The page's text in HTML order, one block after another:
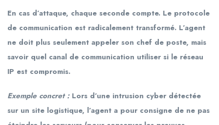
En cas d’attaque, chaque seconde compte. Le protocole
de communication est radicalement transformé. L’agent
ne doit plus seulement appeler son chef de poste, mais
savoir quel canal de communication utiliser si le réseau
IP est compromis.
Exemple concret :Lors d’une intrusion cyber détectée
sur un site logistique, l’agent a pour consigne de ne pas